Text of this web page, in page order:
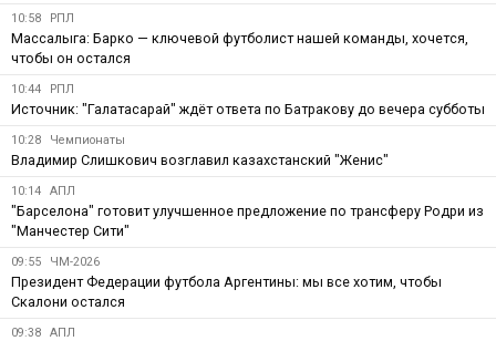
10:58 РПЛ
Массалыга: Барко — ключевой футболист нашей команды, хочется,
чтобы он остался
10:44 РПЛ
Источник: "Галатасарай" ждёт ответа по Батракову до вечера субботы
10:28 Чемпионаты
Владимир Слишкович возглавил казахстанский "Женис"
10:14 АПЛ
"Барселона" готовит улучшенное предложение по трансферу Родри из
"Манчестер Сити"
09:55 ЧМ-2026
Президент Федерации футбола Аргентины: мы все хотим, чтобы
Скалони остался
09:38 АПЛ